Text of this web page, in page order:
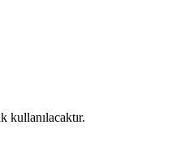
kullanılacaktır.